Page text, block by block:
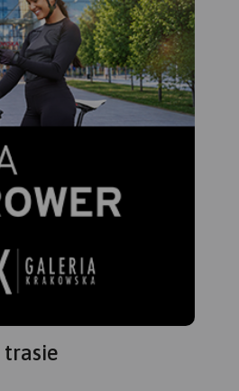
wycieczką rowerową wzdłuż
Popradu.
18 471 27 85 i 507 032 958
trasie